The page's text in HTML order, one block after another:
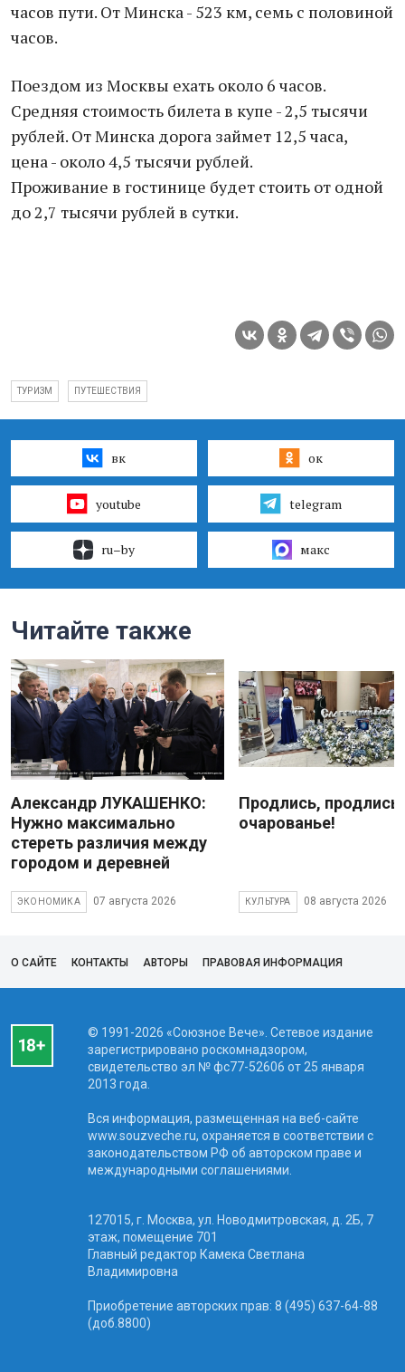
часов пути. От Минска - 523 км, семь с половиной
часов.
Поездом из Москвы ехать около 6 часов.
Средняя стоимость билета в купе - 2,5 тысячи
рублей. От Минска дорога займет 12,5 часа,
цена - около 4,5 тысячи рублей.
Проживание в гостинице будет стоить от одной
до 2,7 тысячи рублей в сутки.
ТУРИЗМ ПУТЕШЕСТВИЯ
вк ок
youtube telegram
ru–by макс
Читайте также
Александр ЛУКАШЕНКО:
Нужно максимально
стереть различия между
городом и деревней
ЭКОНОМИКА 07 августа 2026
Продлись, продлись
очарованье!
КУЛЬТУРА 08 августа 2026
О САЙТЕ КОНТАКТЫ АВТОРЫ ПРАВОВАЯ ИНФОРМАЦИЯ
© 1991-2026 «Союзное Вече». Сетевое издание
зарегистрировано роскомнадзором,
свидетельство эл № фc77-52606 от 25 января
2013 года.
Вся информация, размещенная на веб-сайте
www.souzveche.ru, охраняется в соответствии с
законодательством РФ об авторском праве и
международными соглашениями.
127015, г. Москва, ул. Новодмитровская, д. 2Б, 7
этаж, помещение 701
Главный редактор Камека Светлана
Владимировна
Приобретение авторских прав: 8 (495) 637-64-88
(доб.8800)